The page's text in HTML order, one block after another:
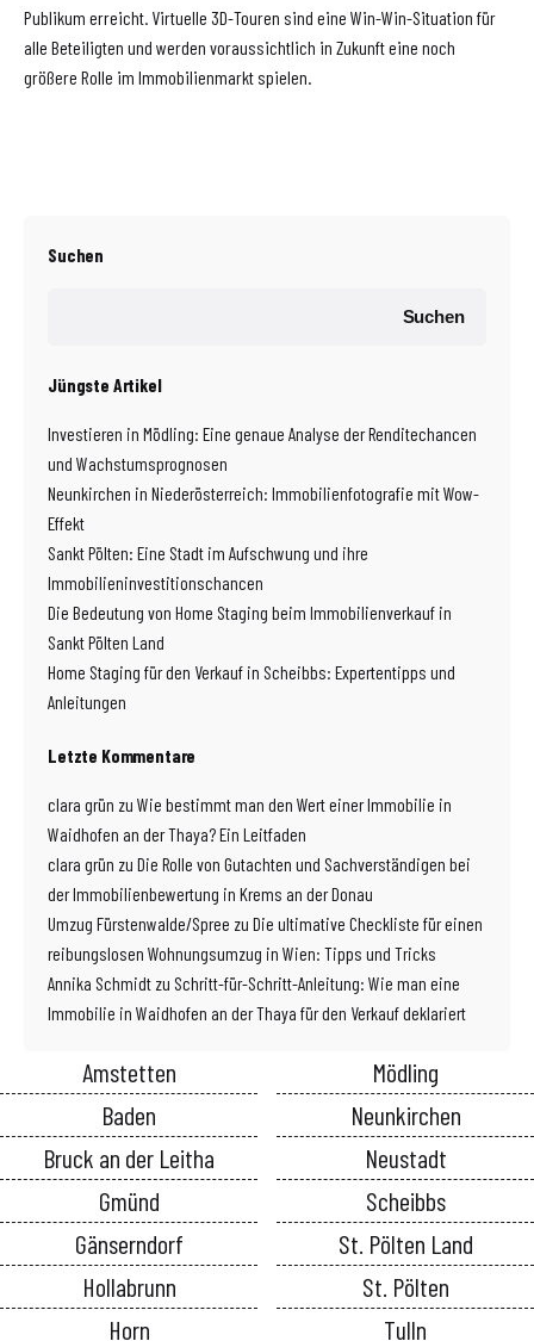
Publikum erreicht. Virtuelle 3D-Touren sind eine Win-Win-Situation für
alle Beteiligten und werden voraussichtlich in Zukunft eine noch
größere Rolle im Immobilienmarkt spielen.
Suchen
Suchen
Jüngste Artikel
Investieren in Mödling: Eine genaue Analyse der Renditechancen
und Wachstumsprognosen
Neunkirchen in Niederösterreich: Immobilienfotografie mit Wow-
Effekt
Sankt Pölten: Eine Stadt im Aufschwung und ihre
Immobilieninvestitionschancen
Die Bedeutung von Home Staging beim Immobilienverkauf in
Sankt Pölten Land
Home Staging für den Verkauf in Scheibbs: Expertentipps und
Anleitungen
Letzte Kommentare
clara grün zu Wie bestimmt man den Wert einer Immobilie in
Waidhofen an der Thaya? Ein Leitfaden
clara grün zu Die Rolle von Gutachten und Sachverständigen bei
der Immobilienbewertung in Krems an der Donau
Umzug Fürstenwalde/Spree zu Die ultimative Checkliste für einen
reibungslosen Wohnungsumzug in Wien: Tipps und Tricks
Annika Schmidt zu Schritt-für-Schritt-Anleitung: Wie man eine
Immobilie in Waidhofen an der Thaya für den Verkauf deklariert
Amstetten
Baden
Bruck an der Leitha
Gmünd
Gänserndorf
Hollabrunn
Horn
Mödling
Neunkirchen
Neustadt
Scheibbs
St. Pölten Land
St. Pölten
Tulln